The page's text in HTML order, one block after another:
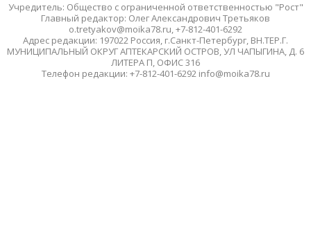
Учредитель: Общество с ограниченной ответственностью "Рост"
Главный редактор: Олег Александрович Третьяков
o.tretyakov@moika78.ru, +7-812-401-6292
Адрес редакции: 197022 Россия, г.Санкт-Петербург, ВН.ТЕР.Г.
МУНИЦИПАЛЬНЫЙ ОКРУГ АПТЕКАРСКИЙ ОСТРОВ, УЛ ЧАПЫГИНА, Д. 6
ЛИТЕРА П, ОФИС 316
Телефон редакции: +7-812-401-6292 info@moika78.ru